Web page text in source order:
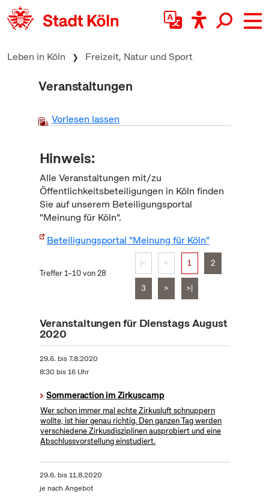
zum Inhalt springen
Leben in Köln Freizeit, Natur und Sport
Veranstaltungen
Vorlesen lassen
Hinweis:
Alle Veranstaltungen mit/zu
Öffentlichkeitsbeteiligungen in Köln finden
Sie auf unserem Beteiligungsportal
"Meinung für Köln".
Beteiligungsportal "Meinung für Köln"
Treffer 1–10 von 28
|< < 1 2
3 > >|
Veranstaltungen für Dienstags August
2020
29.6. bis7.8.2020
8:30 bis 16 Uhr
Sommeraction im Zirkuscamp
Wer schon immer mal echte Zirkusluft schnuppern
wollte, ist hier genau richtig. Den ganzen Tag werden
verschiedene Zirkusdisziplinen ausprobiert und eine
Abschlussvorstellung einstudiert.
29.6. bis11.8.2020
je nach Angebot